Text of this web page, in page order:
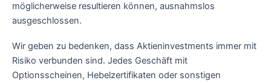
möglicherweise resultieren können, ausnahmslos
ausgeschlossen.
Wir geben zu bedenken, dass Aktieninvestments immer mit
Risiko verbunden sind. Jedes Geschäft mit
Optionsscheinen, Hebelzertifikaten oder sonstigen